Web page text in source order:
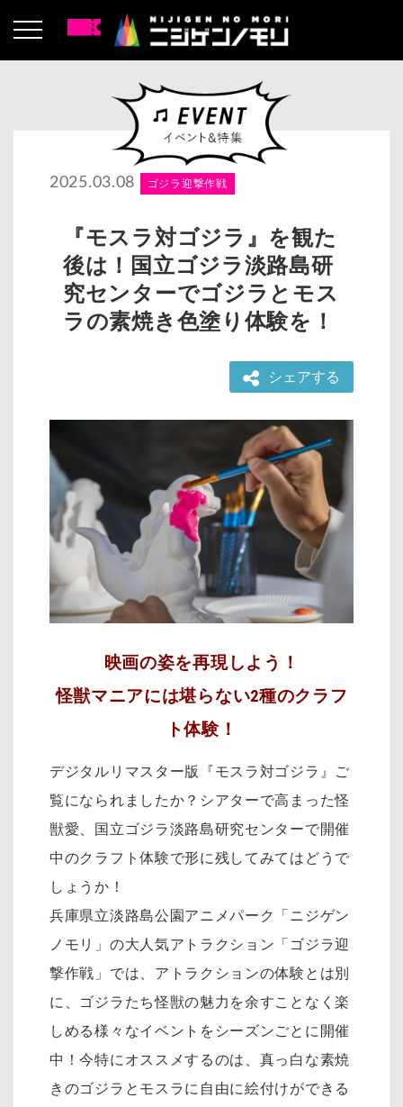
2025.03.08 ゴジラ迎撃作戦
『モスラ対ゴジラ』を観た
後は！国立ゴジラ淡路島研
究センターでゴジラとモス
ラの素焼き色塗り体験を！
シェアする
映画の姿を再現しよう！
怪獣マニアには堪らない2種のクラフ
ト体験！
デジタルリマスター版『モスラ対ゴジラ』ご
覧になられましたか？シアターで高まった怪
獣愛、国立ゴジラ淡路島研究センターで開催
中のクラフト体験で形に残してみてはどうで
しょうか！
兵庫県立淡路島公園アニメパーク「ニジゲン
ノモリ」の大人気アトラクション「ゴジラ迎
撃作戦」では、アトラクションの体験とは別
に、ゴジラたち怪獣の魅力を余すことなく楽
しめる様々なイベントをシーズンごとに開催
中！今特にオススメするのは、真っ白な素焼
きのゴジラとモスラに自由に絵付けができる